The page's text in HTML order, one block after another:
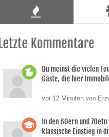
Letzte Kommentare
Du meinst die vielen
Gäste, die hier
...
vor 12 Minuten von
In den 60ern und
klassische Einstieg in